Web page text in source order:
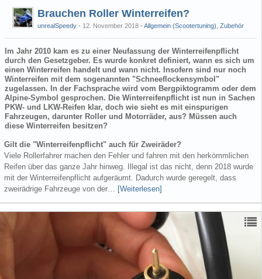
Brauchen Roller Winterreifen?
unrealSpeedy 12. November 2018 - Allgemein (Scootertuning) Zubehör
Im Jahr 2010 kam es zu einer Neufassung der Winterreifenpflicht
durch den Gesetzgeber. Es wurde konkret definiert, wann es sich um
einen Winterreifen handelt und wann nicht. Insofern sind nur noch
Winterreifen mit dem sogenannten "Schneeflockensymbol"
zugelassen. In der Fachsprache wird vom Bergpiktogramm oder dem
Alpine-Symbol gesprochen. Die Winterreifenpflicht ist nun in Sachen
PKW- und LKW-Reifen klar, doch wie sieht es mit einspurigen
Fahrzeugen, darunter Roller und Motorräder, aus? Müssen auch
diese Winterreifen besitzen?
Gilt die "Winterreifenpflicht" auch für Zweiräder?
Viele Rollerfahrer machen den Fehler und fahren mit den herkömmlichen
Reifen über das ganze Jahr hinweg. Illegal ist das nicht, denn 2018 wurde
mit der Winterreifenpflicht aufgeräumt. Dadurch wurde geregelt, dass
zweirädrige Fahrzeuge von der… [Weiterlesen]